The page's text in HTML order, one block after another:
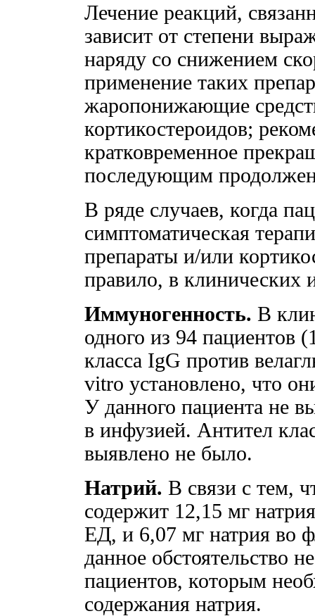
Лечение реакций,
зависит от степени
наряду со снижением
применение таких
жаропонижающие
кортикостероидов;
кратковременное
последующим
В ряде случаев, когда
симптоматическая
препараты и/или
правило, в клинических
Иммуногенность. В
одного из 94 пациентов
класса IgG против
vitro установлено, что
У данного пациента не
в инфузией. Антител
выявлено не было.
Натрий. В связи с тем,
содержит 12,15 мг
ЕД, и 6,07 мг натрия во
данное обстоятельство
пациентов, которым
содержания натрия.